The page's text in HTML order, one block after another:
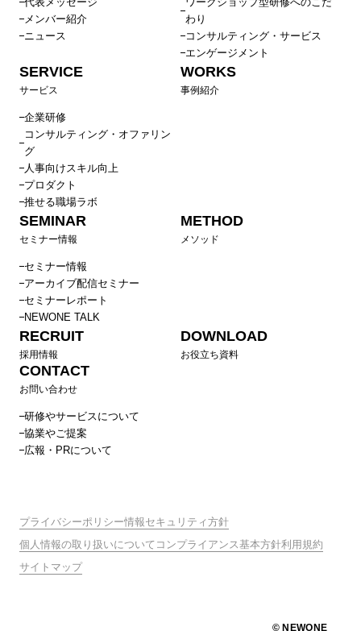
メンバー紹介
ニュース
わり
コンサルティング・サービス
エンゲージメント
SERVICE
サービス
企業研修
コンサルティング・オファリン
グ
人事向けスキル向上
プロダクト
推せる職場ラボ
WORKS
事例紹介
SEMINAR
セミナー情報
セミナー情報
アーカイブ配信セミナー
セミナーレポート
NEWONE TALK
METHOD
メソッド
RECRUIT
採用情報
DOWNLOAD
お役立ち資料
CONTACT
お問い合わせ
研修やサービスについて
協業やご提案
広報・PRについて
プライバシーポリシー情報セキュリティ方針
個人情報の取り扱いについて コンプライアンス基本方針利用規約
サイトマップ
© NEWONE